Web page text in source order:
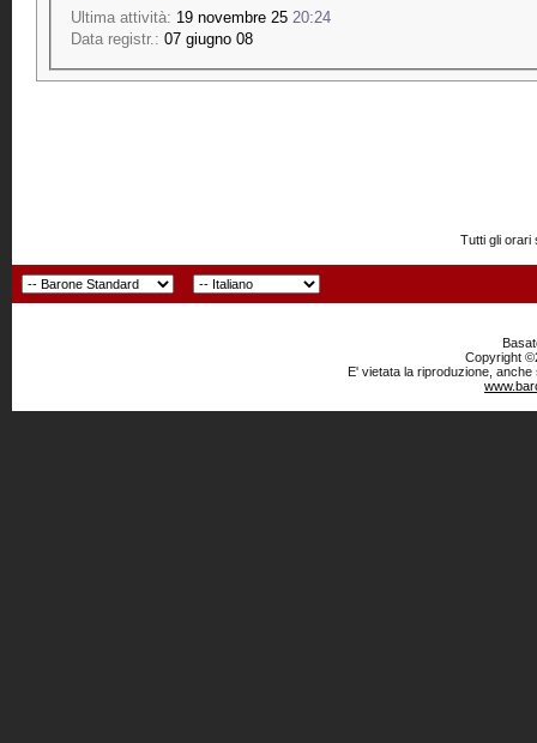
Ultima attività: 19 novembre 25 20:24
Data registr.: 07 giugno 08
Tutti gli orari
Copyright
E' vietata la riproduzione,